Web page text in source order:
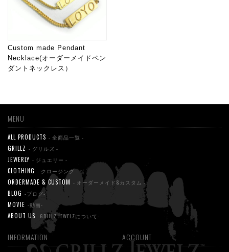
Custom made Pendant
Necklace(オーダーメイドペン
ダントネックレス）
MENU
ALL PRODUCTS - 全商品一覧 -
GRILLZ - グリルズ -
JEWERLY - ジュエリー -
CLOTHING - クロージング -
ORDERMADE & CUSTOM - オーダーメイド&カスタム -
BLOG -ブログ-
MOVIE -動画-
ABOUT US -GRILLZ JEWELZについて-
INFORMATION ACCOUNT